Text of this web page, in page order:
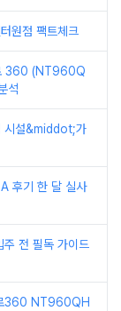
원점 팩트체크
360 (NT960Q
석
시설&middot;가
후기 한 달 실사
주 전 필독 가이드
360 NT960QH